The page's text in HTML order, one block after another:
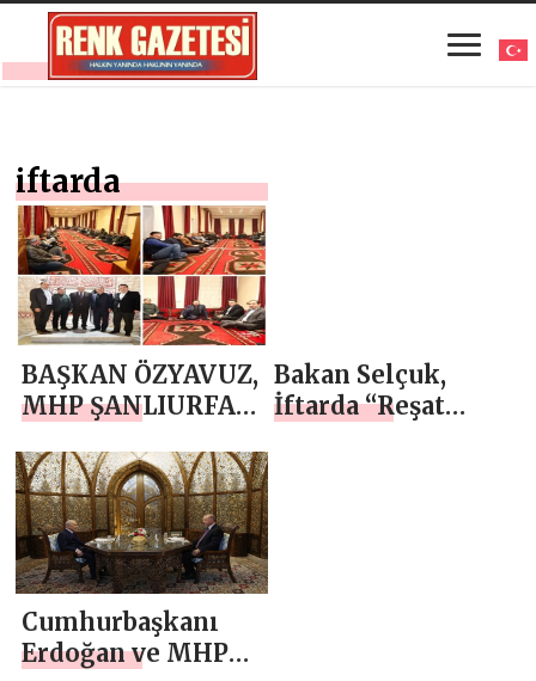
iftarda
BAŞKAN ÖZYAVUZ,
MHP ŞANLIURFA
GÜNEŞ VE
BELEDİYE MECLİS
ÜYELERİNİ
İFTARDA
AĞIRLADI
Bakan Selçuk,
İftarda “Reşat
Cumhurbaşkanı
Erdoğan ve MHP